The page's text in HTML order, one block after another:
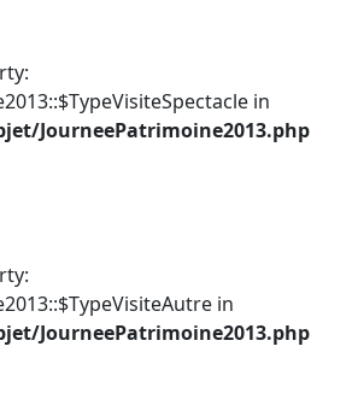
in
JourneePatrimoine2013.php
in
JourneePatrimoine2013.php